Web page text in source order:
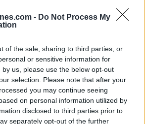
- Do Not Process My
of the sale, sharing to third parties, or
or sensitive information for
us, please use the below opt-out
selection. Please note that after your
you may continue seeing
on personal information utilized by
disclosed to third parties prior to
separately opt-out of the further